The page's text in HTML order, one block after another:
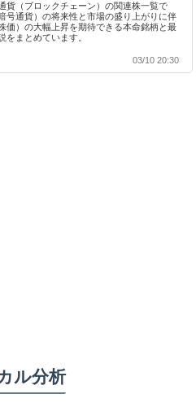
貨（ブロックチェーン）の関連株一覧で
号通貨）の将来性と市場の盛り上がりに伴
価）の大幅上昇を期待できる本命銘柄と最
をまとめています。
03/10 20:30
ル分析